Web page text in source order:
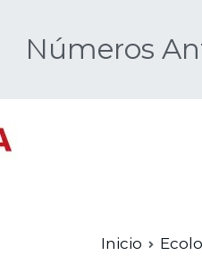
Números
Inicio